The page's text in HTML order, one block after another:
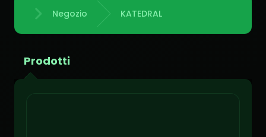
Home Negozio KATEDRAL
Prodotti